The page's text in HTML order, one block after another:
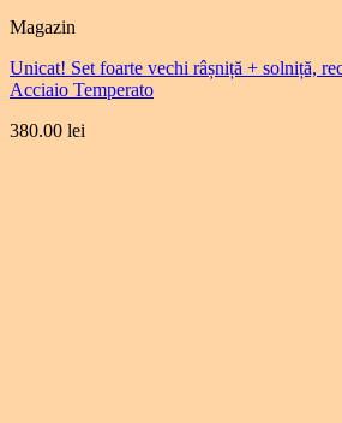
Magazin
Unicat! Set foarte vechi râșniță + solniță,
Acciaio Temperato
380.00 lei